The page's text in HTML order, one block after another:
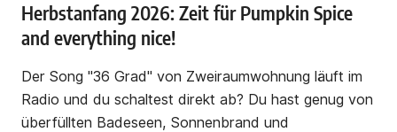
Herbstanfang 2026: Zeit für Pumpkin Spice
and everything nice!
Der Song "36 Grad" von Zweiraumwohnung läuft im
Radio und du schaltest direkt ab? Du hast genug von
überfüllten Badeseen, Sonnenbrand und